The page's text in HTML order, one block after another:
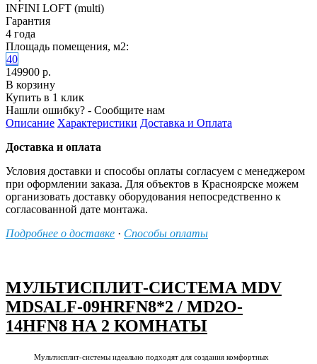
INFINI LOFT (multi)
Гарантия
4 года
Площадь помещения, м2:
40
149900 р.
В корзину
Купить в 1 клик
Нашли ошибку? - Сообщите нам
Описание Характеристики Доставка и Оплата
Доставка и оплата
Условия доставки и способы оплаты согласуем с менеджером
при оформлении заказа. Для объектов в Красноярске можем
организовать доставку оборудования непосредственно к
согласованной дате монтажа.
Подробнее о доставке · Способы оплаты
МУЛЬТИСПЛИТ-СИСТЕМА MDV
MDSALF-09HRFN8*2 / MD2O-
14HFN8 НА 2 КОМНАТЫ
Мультисплит-системы идеально подходят для создания комфортных